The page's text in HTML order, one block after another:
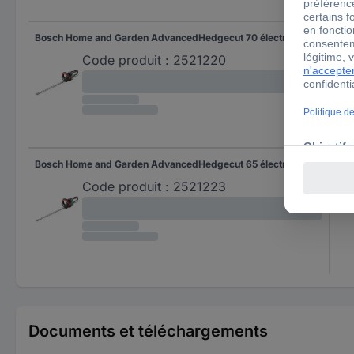
Bosch Home and Garden AdvancedHedgecut 70 électrique Taille-haie sans batterie 500 W
Code produit : 2521220
Code produit : 2521223
Documents et téléchargements